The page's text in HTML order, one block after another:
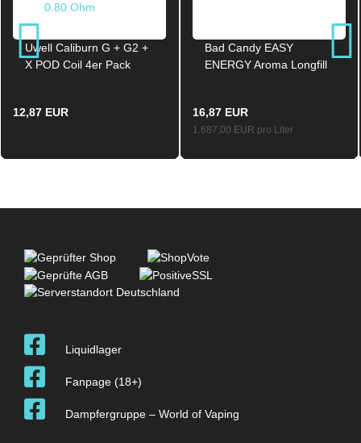
Uwell Caliburn G + G2 +
X POD Coil 4er Pack
12,87 EUR
Bad Candy EASY
ENERGY Aroma Longfill
16,87 EUR
1.687,00 EUR pro Liter
Liquidlager
Fanpage (18+)
Dampfergruppe – World of Vaping